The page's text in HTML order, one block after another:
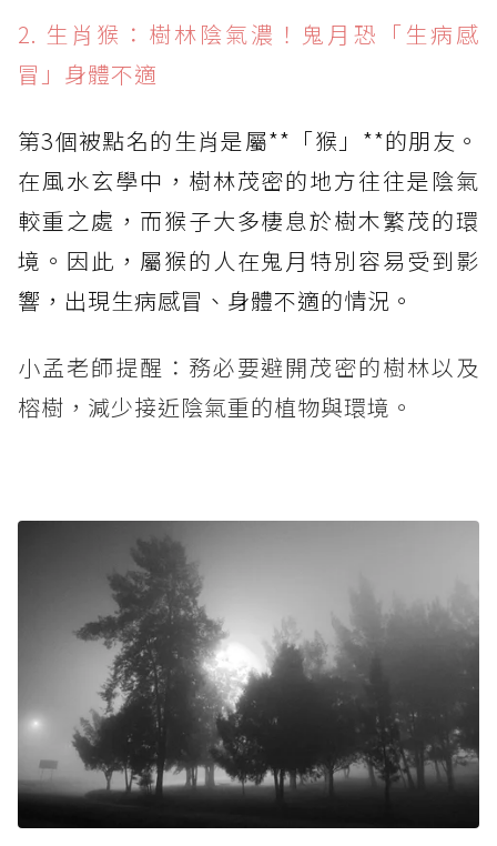
2. 生肖猴：樹林陰氣濃！鬼月恐「生病感
冒」身體不適
第3個被點名的生肖是屬**「猴」**的朋友。
在風水玄學中，樹林茂密的地方往往是陰氣
較重之處，而猴子大多棲息於樹木繁茂的環
境。因此，屬猴的人在鬼月特別容易受到影
響，出現生病感冒、身體不適的情況。
小孟老師提醒：務必要避開茂密的樹林以及
榕樹，減少接近陰氣重的植物與環境。